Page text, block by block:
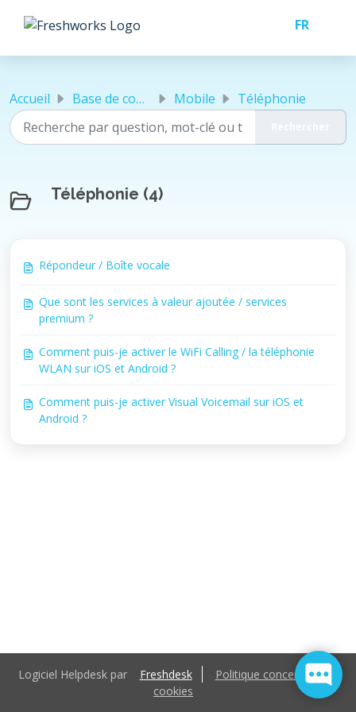
Accueil Base de connaissances Mobile Téléphonie
Téléphonie (4)
Répondeur / Boîte vocale
Que sont les services à valeur ajoutée / services
premium ?
Comment puis-je activer le WiFi Calling / la téléphonie
WLAN sur iOS et Android ?
Comment puis-je activer Visual Voicemail sur iOS et
Android ?
Logiciel Helpdesk par Freshdesk
Politique concernant les
cookies